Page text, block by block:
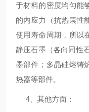
于材料的密度均匀能
的内应力（抗热震性
使用寿命周期，所以
静压石墨（各向同性
墨部件；多晶硅熔铸
热器等部件。
4、其他方面：